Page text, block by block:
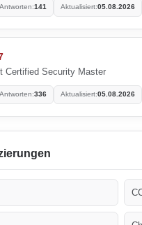
141 Aktualisiert:05.08.2026
Certified Security Master
336 Aktualisiert:05.08.2026